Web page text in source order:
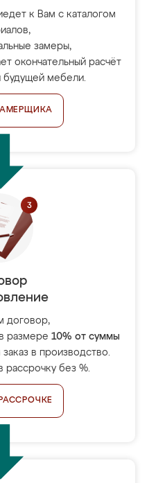
к Вам с каталогом
замеры,
окончательный расчёт
будущей мебели.
договор,
размере 10% от суммы
в производство.
рассрочку без %.